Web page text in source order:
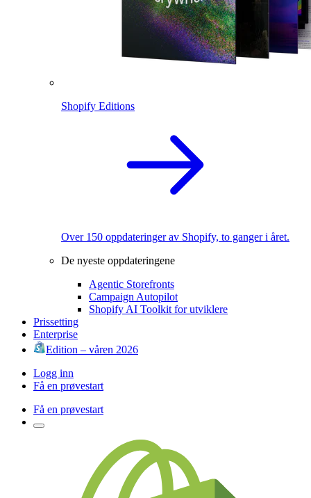
Shopify Editions
Over 150 oppdateringer av Shopify, to ganger i året.
De nyeste oppdateringene
Agentic Storefronts
Campaign Autopilot
Shopify AI Toolkit for utviklere
Prissetting
Enterprise
Edition – våren 2026
Logg inn
Få en prøvestart
Få en prøvestart